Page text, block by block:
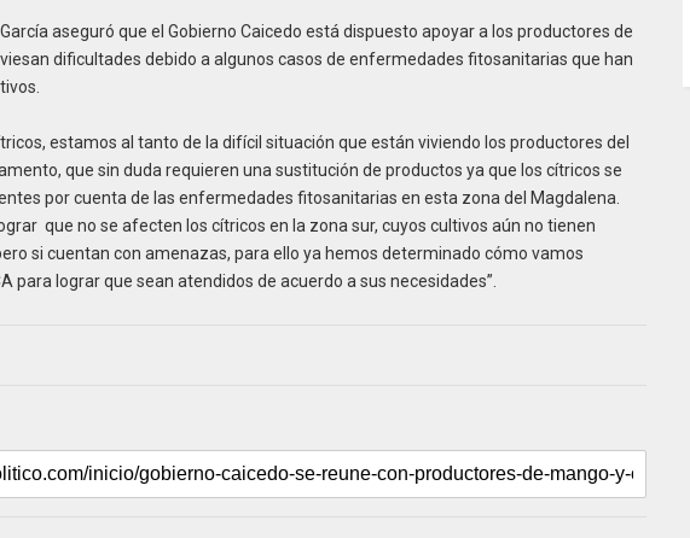
aseguró que el Gobierno Caicedo está dispuesto apoyar a los productores de
dificultades debido a algunos casos de enfermedades fitosanitarias que han
estamos al tanto de la difícil situación que están viviendo los productores del
que sin duda requieren una sustitución de productos ya que los cítricos se
por cuenta de las enfermedades fitosanitarias en esta zona del Magdalena.
que no se afecten los cítricos en la zona sur, cuyos cultivos aún no tienen
si cuentan con amenazas, para ello ya hemos determinado cómo vamos
para lograr que sean atendidos de acuerdo a sus necesidades”.